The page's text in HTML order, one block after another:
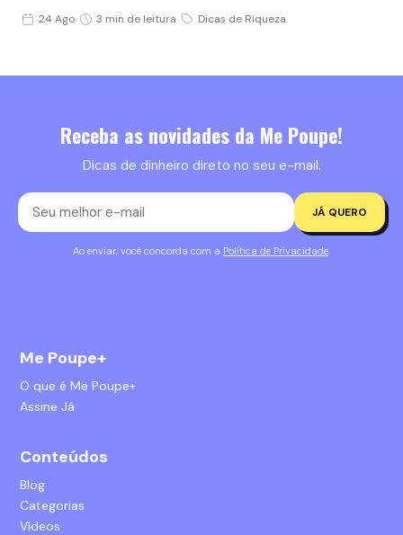
24 Ago 3 min de leitura Dicas de Riqueza
Receba as novidades da Me Poupe!
Dicas de dinheiro direto no seu e-mail.
JÁ QUERO
Ao enviar, você concorda com a Política de Privacidade
Me Poupe+
O que é Me Poupe+
Assine Já
Conteúdos
Blog
Categorias
Vídeos